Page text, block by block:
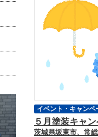
イベント・キャンペ